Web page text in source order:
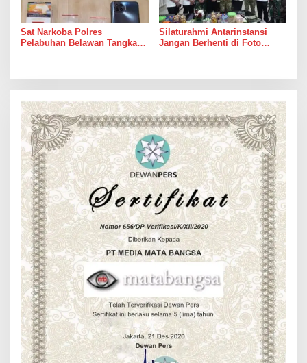
Sat Narkoba Polres
Pelabuhan Belawan Tangkap
Silaturahmi Antarinstansi
Jangan Berhenti di Foto